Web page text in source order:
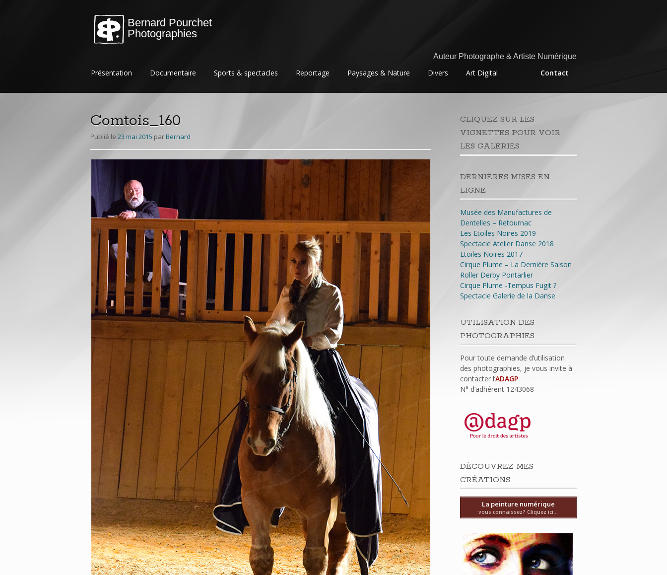
Bernard Pourchet
Photographies
Auteur Photographe & Artiste Numérique
Aller
contenu
Présentation Documentaire Sports & spectacles Reportage Paysages & Nature Divers Art Digital Contact
Comtois_160
Publié le 23 mai 2015 parBernard
CLIQUEZ SUR LES
VIGNETTES POUR VOIR
LES GALERIES
DERNIÈRES MISES EN
LIGNE
Musée des Manufactures de
Dentelles – Retournac
Les Etoiles Noires 2019
Spectacle Atelier Danse 2018
Etoiles Noires 2017
Cirque Plume – La Dernière Saison
Roller Derby Pontarlier
Cirque Plume -Tempus Fugit ?
Spectacle Galerie de la Danse
UTILISATION DES
PHOTOGRAPHIES
Pour toute demande d’utilisation
des photographies, je vous invite à
contacter l’ADAGP
N° d’adhérent 1243068
DÉCOUVREZ MES
CRÉATIONS:
La peinture numérique
vous connaissez? Cliquez ici...